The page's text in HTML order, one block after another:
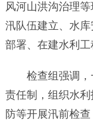
风河山洪沟治理
汛队伍建立、水
部署、在建水利工
检查组强调，
责任制，组织水
防等开展汛前检